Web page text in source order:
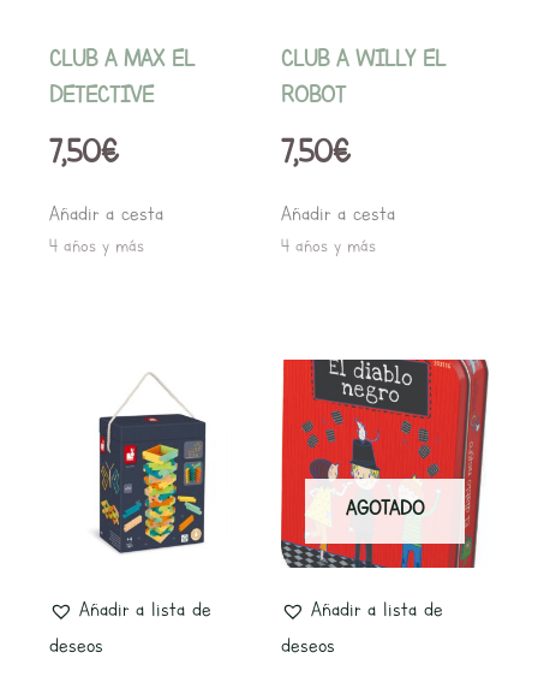
CLUB A MAX EL
DETECTIVE
7,50€
Añadir a cesta
4 años y más
CLUB A WILLY EL
ROBOT
7,50€
Añadir a cesta
4 años y más
Añadir a lista de
deseos
AGOTADO
Añadir a lista de
deseos